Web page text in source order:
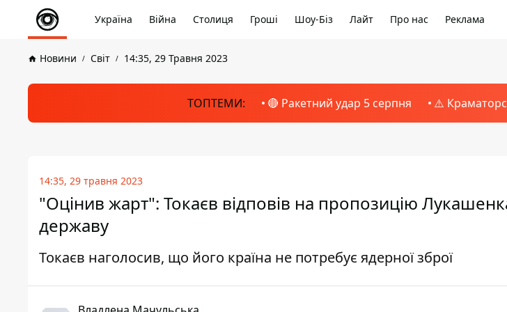
Україна Війна Столиця Гроші Шоу-Біз Лайт Про нас Реклама
Новини Світ 14:35, 29 Травня 2023
ТОПТЕМИ: 🔴 Ракетний удар 5 серпня ⚠️
14:35, 29 травня 2023
"Оцінив жарт": Токаєв відповів на пропозицію
державу
Токаєв наголосив, що його країна не потребує ядерної зброї